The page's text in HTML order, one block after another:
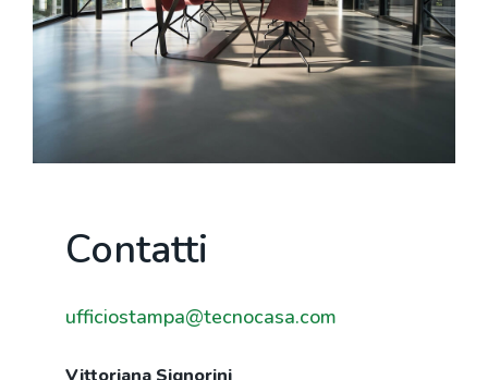
Contatti
ufficiostampa@tecnocasa.com